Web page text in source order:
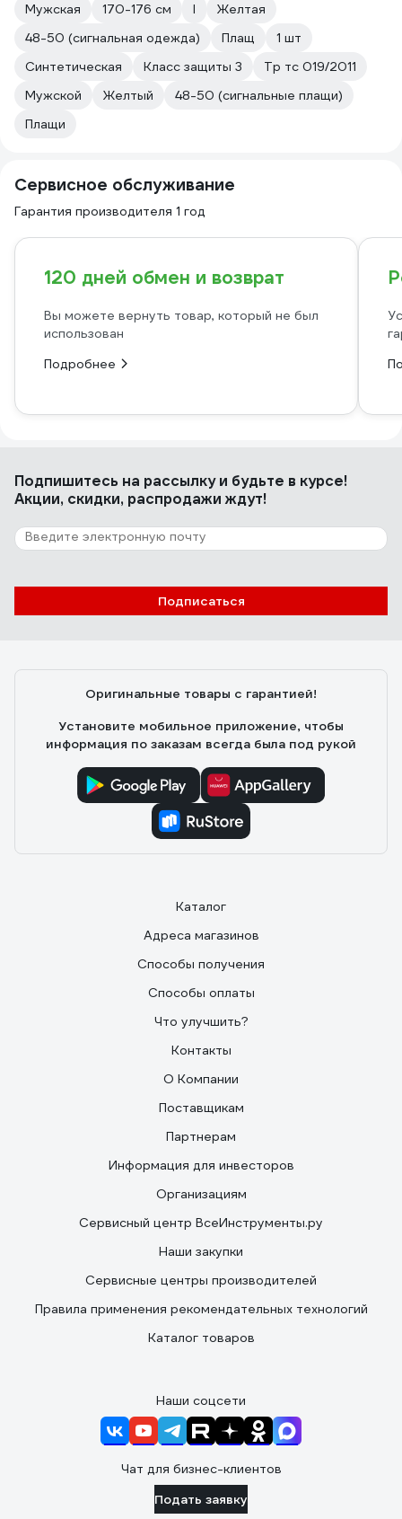
Мужская
170-176 см l
Желтая
48-50 (сигнальная одежда)
Плащ
1 шт
Синтетическая
Класс защиты 3
Тр тс 019/2011
Мужской
Желтый
48-50 (сигнальные плащи)
Плащи
Сервисное обслуживание
Гарантия производителя 1 год
120 дней обмен и возврат
Вы можете вернуть товар, который не был
использован
Подробнее
Подпишитесь на рассылкуи будьте в курсе!
Акции, скидки, распродажи ждут!
Подписаться
Оригинальные товары с гарантией!
Установите мобильное приложение, чтобы
информация по заказам всегда была под рукой
Каталог
Адреса магазинов
Способы получения
Способы оплаты
Что улучшить?
Контакты
О Компании
Поставщикам
Партнерам
Информация для инвесторов
Организациям
Сервисный центр ВсеИнструменты.ру
Наши закупки
Сервисные центры производителей
Правила применения рекомендательных технологий
Каталог товаров
Наши соцсети
Чат для бизнес-клиентов
Подать заявку